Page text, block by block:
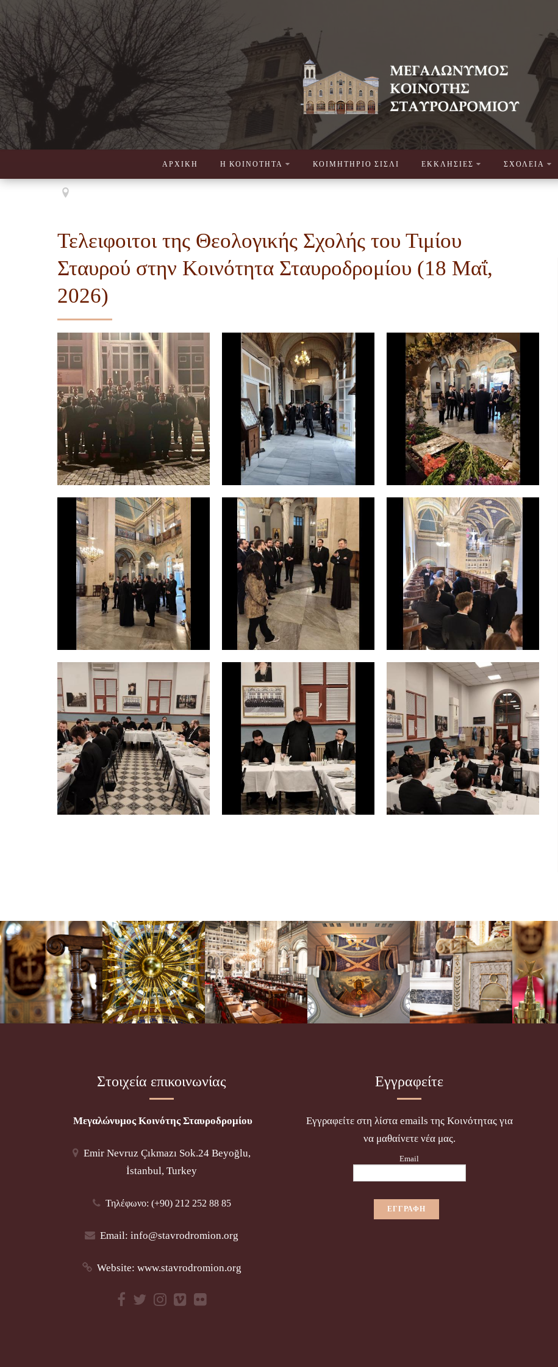
ΑΡΧΙΚΗ Η ΚΟΙΝΟΤΗΤΑ ΚΟΙΜΗΤΗΡΙΟ ΣΙΣΛΙ ΕΚΚΛΗΣΙΕΣ ΣΧΟΛΕΙΑ
Τελειφοιτοι της Θεολογικής Σχολής του Τιμίου
Σταυρού στην Κοινότητα Σταυροδρομίου (18 Μαΐ,
2026)
Στοιχεία επικοινωνίας
Μεγαλώνυμος Κοινότης Σταυροδρομίου
Emir Nevruz Çıkmazı Sok.24 Beyoğlu,
İstanbul, Turkey
Τηλέφωνο: (+90) 212 252 88 85
Email:info@stavrodromion.org
Website: www.stavrodromion.org
Εγγραφείτε
Εγγραφείτε στη λίστα emails της Κοινότητας για
να μαθαίνετε νέα μας.
Email